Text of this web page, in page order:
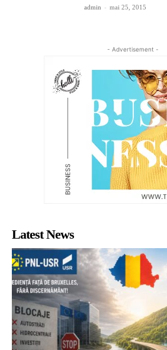
admin - mai 25, 2015
- Advertisement -
Latest News